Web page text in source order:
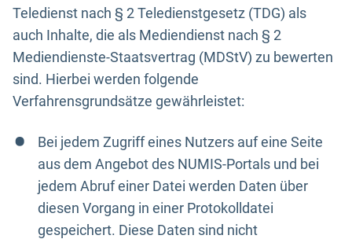
Teledienst nach § 2 Teledienstgesetz (TDG) als
auch Inhalte, die als Mediendienst nach § 2
Mediendienste-Staatsvertrag (MDStV) zu bewerten
sind. Hierbei werden folgende
Verfahrensgrundsätze gewährleistet:
Bei jedem Zugriff eines Nutzers auf eine Seite
aus dem Angebot des NUMIS-Portals und bei
jedem Abruf einer Datei werden Daten über
diesen Vorgang in einer Protokolldatei
gespeichert. Diese Daten sind nicht